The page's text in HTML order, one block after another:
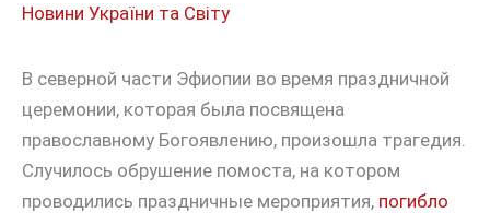
Новини України та Світу
В северной части Эфиопии во время праздничной
церемонии, которая была посвящена
православному Богоявлению, произошла трагедия.
Случилось обрушение помоста, на котором
проводились праздничные мероприятия, погибло